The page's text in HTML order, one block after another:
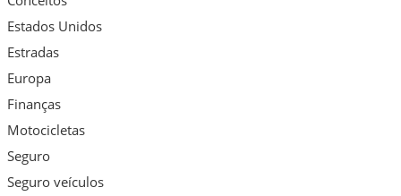
Estados Unidos
Estradas
Europa
Finanças
Motocicletas
Seguro
Seguro veículos